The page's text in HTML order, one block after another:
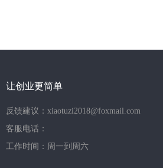
让创业更简单
反馈建议：xiaotuzi2018@foxmail.com
客服电话：
工作时间：周一到周六